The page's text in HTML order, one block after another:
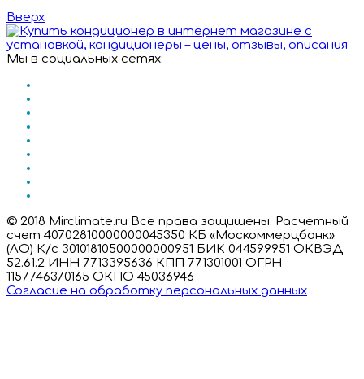
Вверх
Мы в социальных сетях:
© 2018 Mirclimate.ru Все права защищены. Расчетный
счет 40702810000000045350 КБ «Москоммерцбанк»
(АО) К/с 30101810500000000951 БИК 044599951 ОКВЭД
52.61.2 ИНН 7713395636 КПП 771301001 ОГРН
1157746370165 ОКПО 45036946
Согласие на обработку персональных данных